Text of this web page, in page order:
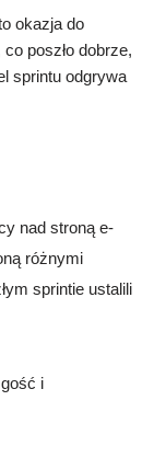
okazja do
poszło dobrze,
sprintu odgrywa
nad stroną e-
różnymi
sprintie ustalili
i